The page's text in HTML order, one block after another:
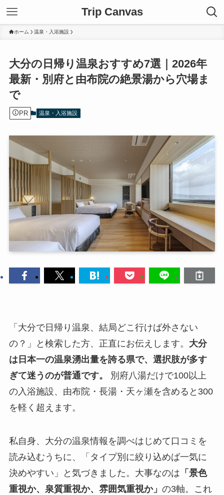
Trip Canvas
ホーム 温泉・入浴施設
大分の日帰り温泉おすすめ7選｜2026年
最新・別府と由布院の絶景湯から穴場ま
で
PR 温泉・入浴施設
「大分で日帰り温泉、結局どこ行けば外さない
の？」と検索した方、正直にお伝えします。 大分
は日本一の温泉湧出量を誇る県で、選択肢が多す
ぎて迷うのが普通です。
別府八湯だけで100以上
の入浴施設、由布院・長湯・天ヶ瀬を含めると300
を軽く超えます。
私自身、大分の温泉情報を調べはじめて口コミを
読み込むうちに、「タイプ別に絞り込めば一気に
決めやすい」と気づきました。大事なのは 「景色
重視か、泉質重視か、雰囲気重視か」 の3軸。これ